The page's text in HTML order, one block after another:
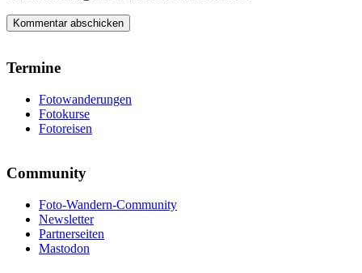
Termine
Fotowanderungen
Fotokurse
Fotoreisen
Community
Foto-Wandern-Community
Newsletter
Partnerseiten
Mastodon